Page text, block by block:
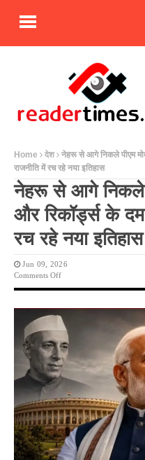
Home देश
नेहरू से आगे निकले पीएम
राजनीति में रच रहे नया इतिहास
नेहरू से आगे निकले
और रिकॉर्ड्स के दम
रच रहे नया इतिहास
Jun 09, 2026
Comments OffOn
आगे
निकले
पीएम
मोदी!
उपलब्धियों
और
रिकॉर्ड्स
दम
पर
भारतीय
राजनीति
में
रच